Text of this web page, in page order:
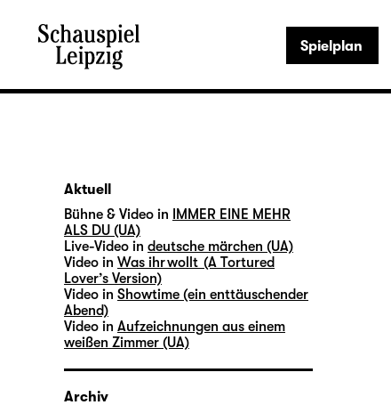
Spielplan
Aktuell
Bühne & Video in
IMMER EINE MEHR
ALS DU (UA)
Live-Video in deutsche märchen (UA)
Video in Was ihr wollt (A Tortured
Lover’s Version)
Video in Showtime (ein enttäuschender
Abend)
Video in Aufzeichnungen aus einem
weißen Zimmer (UA)
Archiv